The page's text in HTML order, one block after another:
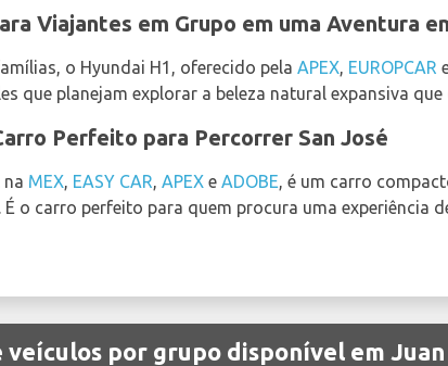
Viajantes em Grupo em uma Aventura
o Hyundai H1, oferecido pela APEX, EUROPCAR
que planejam explorar a beleza natural expansiva que
Perfeito para Percorrer San José
na MEX, EASY CAR, APEX e ADOBE, é um carro
o carro perfeito para quem procura uma experiência
veículos por grupo disponível em